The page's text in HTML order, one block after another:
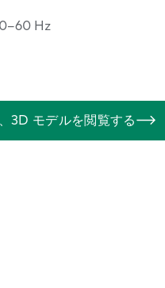
Hz
3D モデルを閲覧する